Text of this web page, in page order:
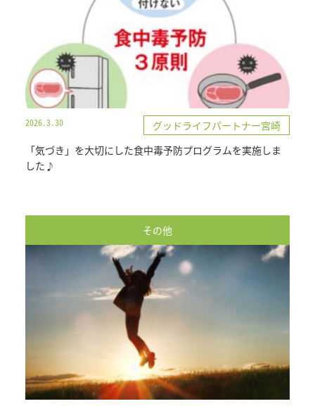
2026.3.30
グッドライフパートナー宮崎
「気づき」を大切にした食中毒予防プログラムを実施しま
した♪
その他